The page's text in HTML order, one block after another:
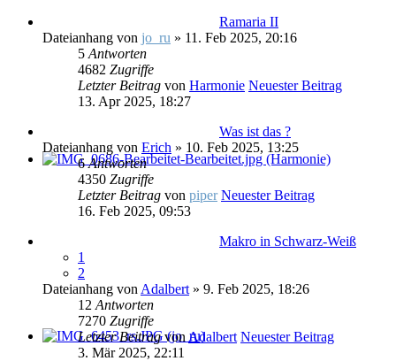
Ramaria II
Dateianhang von jo_ru » 11. Feb 2025, 20:16
5 Antworten
4682 Zugriffe
Letzter Beitrag von Harmonie Neuester Beitrag
13. Apr 2025, 18:27
Was ist das ?
Dateianhang von Erich » 10. Feb 2025, 13:25
6Antworten
4350 Zugriffe
Letzter Beitrag von piper Neuester Beitrag
16. Feb 2025, 09:53
Makro in Schwarz-Weiß
1
2
Dateianhang von Adalbert » 9. Feb 2025, 18:26
12 Antworten
7270 Zugriffe
Letzter Beitragvon Adalbert Neuester Beitrag
3. Mär 2025, 22:11